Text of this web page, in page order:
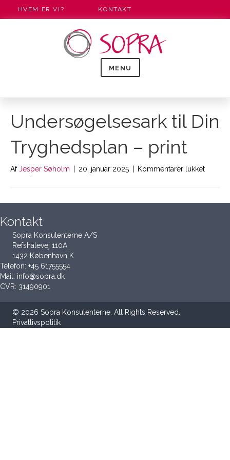
HVEM ER VI? KONTAKT
MENU
Undersøgelsesark til Din
Tryghedsplan – print
AfJesper Søholm 20. januar 2025 Kommentarer lukkettil
til
Kontakt
Sopra Konsulenterne A/S
Refshalevej 110A,
1432 København K
Telefon: +45 61755554
Mail: info@sopra.dk
CVR: 31490901
© 2026 Sopra Konsulenterne. All Rights Reserved.
Privatlivspolitik